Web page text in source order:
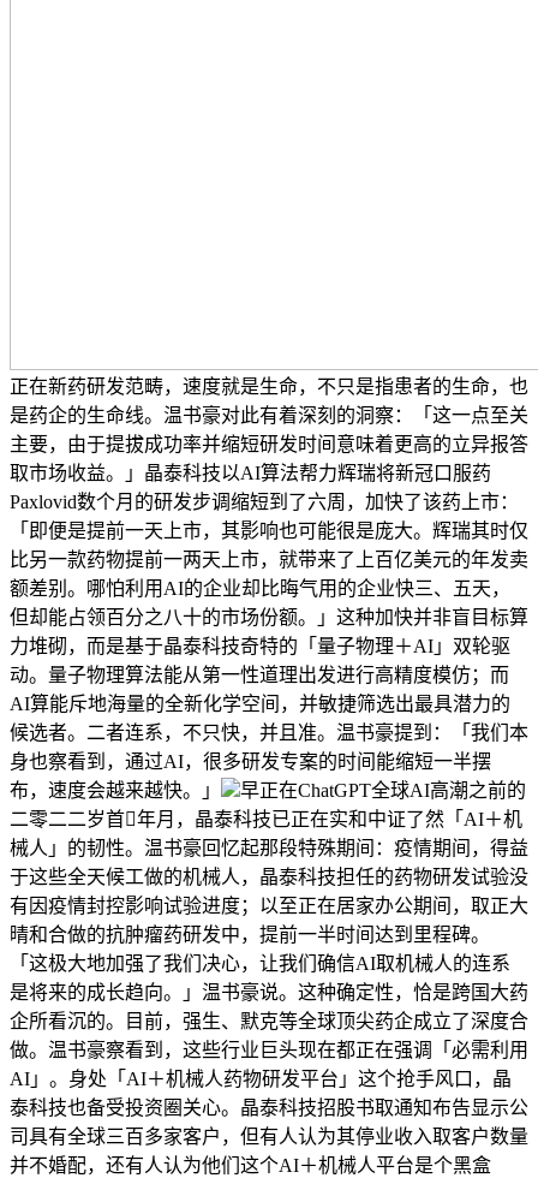
正在新药研发范畴，速度就是生命，不只是指患者的生命，也
是药企的生命线。温书豪对此有着深刻的洞察：「这一点至关
主要，由于提拔成功率并缩短研发时间意味着更高的立异报答
取市场收益。」晶泰科技以AI算法帮力辉瑞将新冠口服药
Paxlovid数个月的研发步调缩短到了六周，加快了该药上市：
「即便是提前一天上市，其影响也可能很是庞大。辉瑞其时仅
比另一款药物提前一两天上市，就带来了上百亿美元的年发卖
额差别。哪怕利用AI的企业却比晦气用的企业快三、五天，
但却能占领百分之八十的市场份额。」这种加快并非盲目标算
力堆砌，而是基于晶泰科技奇特的「量子物理＋AI」双轮驱
动。量子物理算法能从第一性道理出发进行高精度模仿；而
AI算能斥地海量的全新化学空间，并敏捷筛选出最具潜力的
候选者。二者连系，不只快，并且准。温书豪提到：「我们本
身也察看到，通过AI，很多研发专案的时间能缩短一半摆
布，速度会越来越快。」
早正在ChatGPT全球AI高潮之前的
二零二二岁首年月，晶泰科技已正在实和中证了然「AI＋机
械人」的韧性。温书豪回忆起那段特殊期间：疫情期间，得益
于这些全天候工做的机械人，晶泰科技担任的药物研发试验没
有因疫情封控影响试验进度；以至正在居家办公期间，取正大
晴和合做的抗肿瘤药研发中，提前一半时间达到里程碑。
「这极大地加强了我们决心，让我们确信AI取机械人的连系
是将来的成长趋向。」温书豪说。这种确定性，恰是跨国大药
企所看沉的。目前，强生、默克等全球顶尖药企成立了深度合
做。温书豪察看到，这些行业巨头现在都正在强调「必需利用
AI」。身处「AI＋机械人药物研发平台」这个抢手风口，晶
泰科技也备受投资圈关心。晶泰科技招股书取通知布告显示公
司具有全球三百多家客户，但有人认为其停业收入取客户数量
并不婚配，还有人认为他们这个AI＋机械人平台是个黑盒